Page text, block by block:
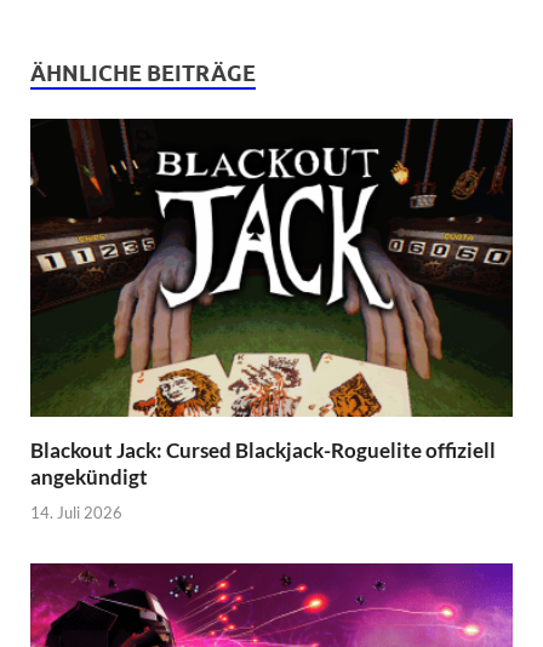
ÄHNLICHE BEITRÄGE
Blackout Jack: Cursed Blackjack-Roguelite offiziell
angekündigt
14. Juli 2026